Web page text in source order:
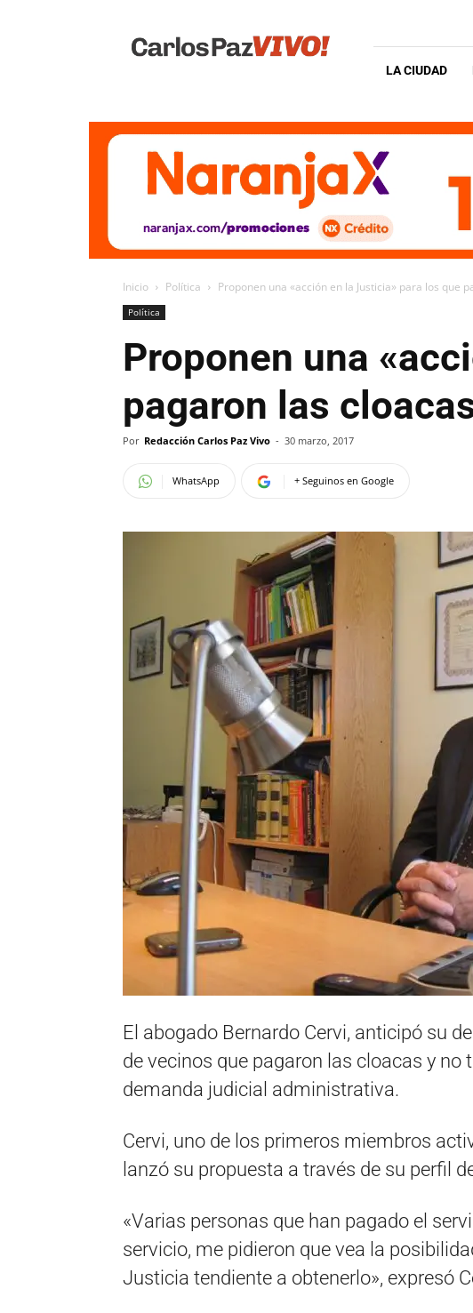
Vivo
LA CIUDAD
Inicio Política Proponen una «acción en la Justicia» para los que
Política
Proponen una
pagaron las
Por Redacción Carlos Paz Vivo - 30 marzo, 2017
WhatsApp + Seguinos en Google
El abogado Bernardo Cervi, anticipó su
de vecinos que pagaron las cloacas y no
demanda judicial administrativa.
Cervi, uno de los primeros miembros
lanzó su propuesta a través de su perfil
«Varias personas que han pagado el
servicio, me pidieron que vea la
Justicia tendiente a obtenerlo», expresó